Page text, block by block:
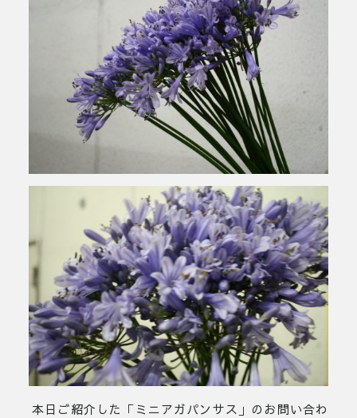
本日ご紹介した「ミニアガパンサス」のお問い合わ